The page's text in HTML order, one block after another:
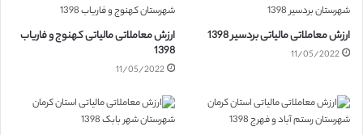
ارزش معاملاتی مالیاتی بردسیر 1398
11/05/2022
ارزش معاملاتی مالیاتی کهنوج و فاریاب
1398
11/05/2022